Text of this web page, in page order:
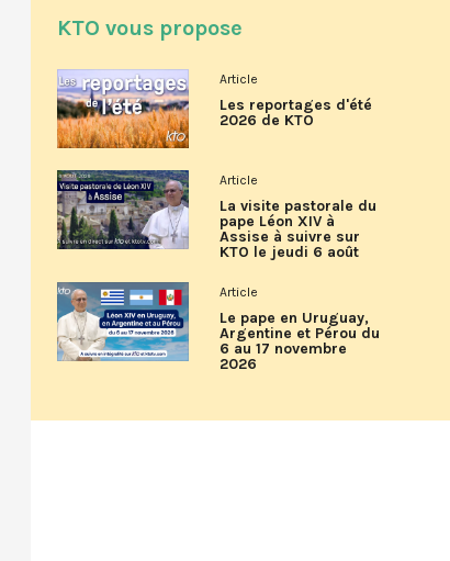
KTO vous propose
Article
Les reportages d'été
2026 de KTO
Article
La visite pastorale du
pape Léon XIV à
Assise à suivre sur
KTO le jeudi 6 août
Article
Le pape en Uruguay,
Argentine et Pérou du
6 au 17 novembre
2026